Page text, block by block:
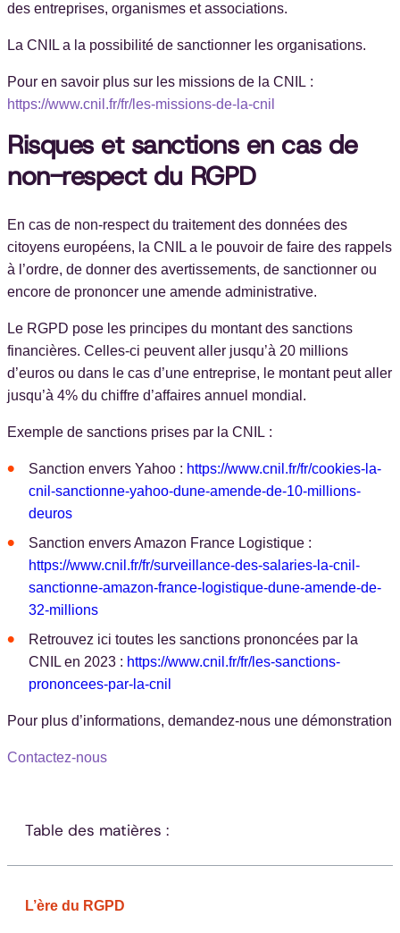
Table des matières :
L’ère du RGPD
des entreprises, organismes et associations.
La CNIL a la possibilité de sanctionner les organisations.
Pour en savoir plus sur les missions de la CNIL :
https://www.cnil.fr/fr/les-missions-de-la-cnil
Risques et sanctions en cas de
non-respect du RGPD
En cas de non-respect du traitement des données des
citoyens européens, la CNIL a le pouvoir de faire des rappels
à l’ordre, de donner des avertissements, de sanctionner ou
encore de prononcer une amende administrative.
Le RGPD pose les principes du montant des sanctions
financières. Celles-ci peuvent aller jusqu’à 20 millions
d’euros ou dans le cas d’une entreprise, le montant peut aller
jusqu’à 4% du chiffre d’affaires annuel mondial.
Exemple de sanctions prises par la CNIL :
Sanction envers Yahoo : https://www.cnil.fr/fr/cookies-la-
cnil-sanctionne-yahoo-dune-amende-de-10-millions-
deuros
Sanction envers Amazon France Logistique :
https://www.cnil.fr/fr/surveillance-des-salaries-la-cnil-
sanctionne-amazon-france-logistique-dune-amende-de-
32-millions
️Retrouvez ici toutes les sanctions prononcées par la
CNIL en 2023 : https://www.cnil.fr/fr/les-sanctions-
prononcees-par-la-cnil
Pour plus d’informations, demandez-nous une démonstration
Contactez-nous